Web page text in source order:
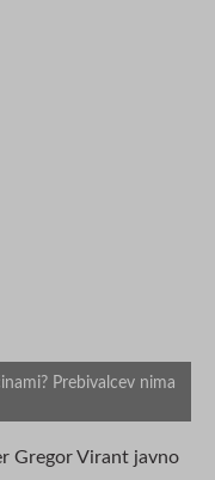
Prebivalcev nima
Gregor Virant javno